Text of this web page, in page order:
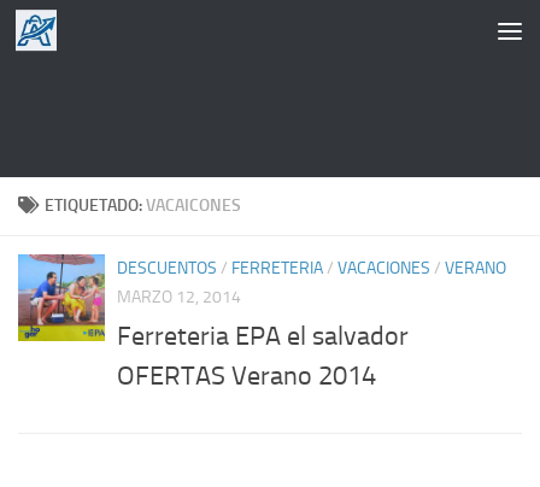
Saltar al contenido
ETIQUETADO:VACAICONES
DESCUENTOS / FERRETERIA/ VACACIONES / VERANO
MARZO 12, 2014
Ferreteria EPA el salvador
OFERTAS Verano 2014